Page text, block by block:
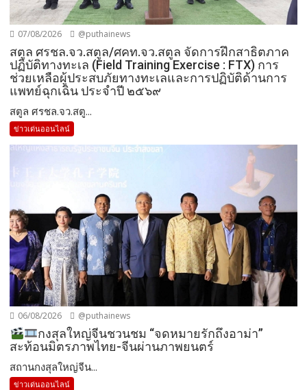
07/08/2026 @puthainews
สตูล ศรชล.จว.สตูล/ศคท.จว.สตูล จัดการฝึกสาธิตภาค
ปฏิบัติทางทะเล (Field Training Exercise : FTX) การ
ช่วยเหลือผู้ประสบภัยทางทะเลและการปฏิบัติด้านการ
แพทย์ฉุกเฉิน ประจำปี ๒๕๖๙
สตูล ศรชล.จว.สตู...
ข่าวเด่นออนไลน์
06/08/2026 @puthainews
กงสุลใหญ่จีนชวนชม “จดหมายรักถึงอาม่า”
สะท้อนมิตรภาพไทย-จีนผ่านภาพยนตร์
สถานกงสุลใหญ่จีน...
ข่าวเด่นออนไลน์